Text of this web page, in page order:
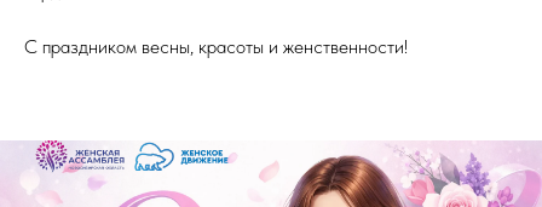
С праздником весны, красоты и женственности!